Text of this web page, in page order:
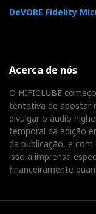
DeVORE Fidelity
Acerca de nós
O HIFICLUBE
tentativa de apostar
divulgar o áudio
temporal da edição
da publicação, e
isso a imprensa
financeiramente